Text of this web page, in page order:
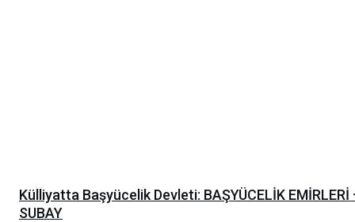
Külliyatta Başyücelik Devleti: BAŞYÜCELİK EMİRLERİ
SUBAY